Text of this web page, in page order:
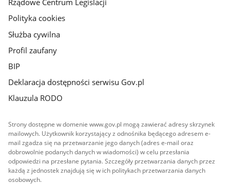
Rządowe Centrum Legislacji
Polityka cookies
Służba cywilna
Profil zaufany
BIP
Deklaracja dostępności serwisu Gov.pl
Klauzula RODO
Strony dostępne w domenie www.gov.pl mogą zawierać adresy skrzynek
mailowych. Użytkownik korzystający z odnośnika będącego adresem e-
mail zgadza się na przetwarzanie jego danych (adres e-mail oraz
dobrowolnie podanych danych w wiadomości) w celu przesłania
odpowiedzi na przesłane pytania. Szczegóły przetwarzania danych przez
każdą z jednostek znajdują się w ich politykach przetwarzania danych
osobowych.